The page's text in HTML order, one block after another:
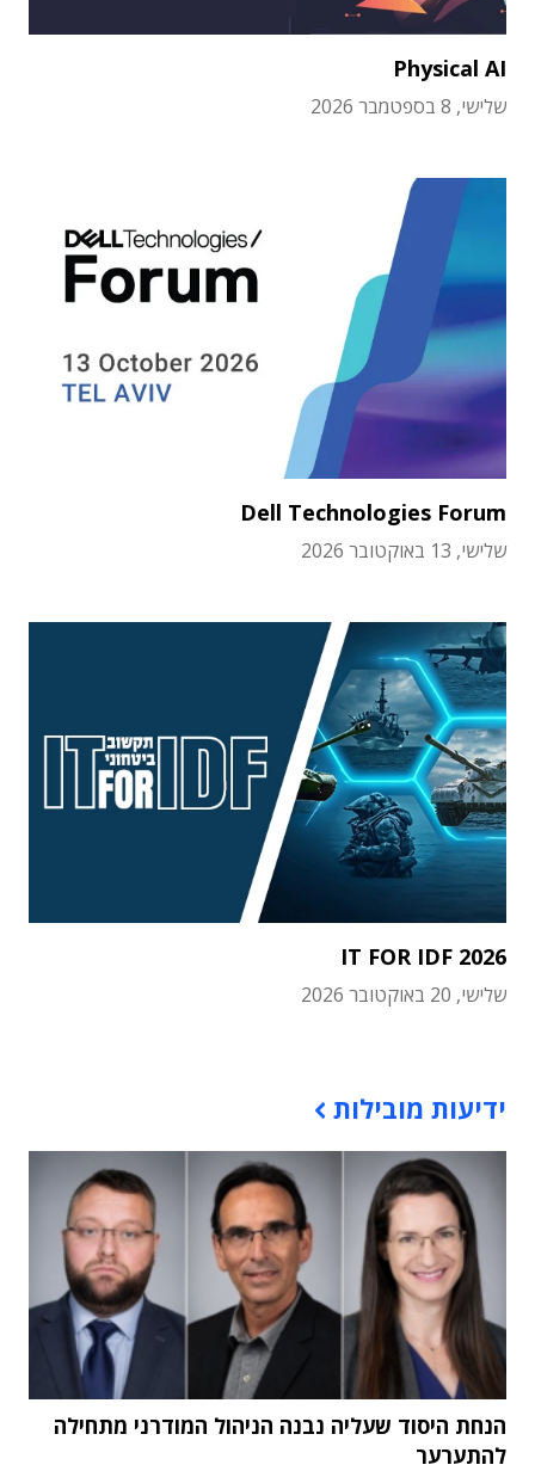
Physical AI
שלישי, 8 בספטמבר 2026
Dell Technologies Forum
שלישי, 13 באוקטובר 2026
IT FOR IDF 2026
שלישי, 20 באוקטובר 2026
ידיעות מובילות
הנחת היסוד שעליה נבנה הניהול המודרני מתחילה
להתערער